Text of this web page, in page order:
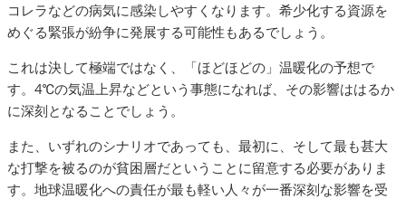
コレラなどの病気に感染しやすくなります。希少化する資源を
めぐる緊張が紛争に発展する可能性もあるでしょう。
これは決して極端ではなく、「ほどほどの」温暖化の予想で
す。4℃の気温上昇などという事態になれば、その影響ははるか
に深刻となることでしょう。
また、いずれのシナリオであっても、最初に、そして最も甚大
な打撃を被るのが貧困層だということに留意する必要がありま
す。地球温暖化への責任が最も軽い人々が一番深刻な影響を受